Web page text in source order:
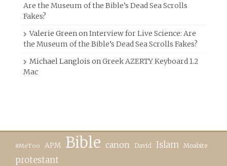
Are the Museum of the Bible’s Dead Sea Scrolls
Fakes?
Valerie GreenonInterview for Live Science: Are
the Museum of the Bible’s Dead Sea Scrolls Fakes?
Michael Langlois onGreek AZERTY Keyboard 1.2
Mac
#MeToo APM Bible canon David Islam Moabite
protestant